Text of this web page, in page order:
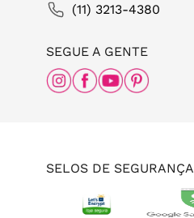
(11) 3213-4380
SEGUE A GENTE
SELOS DE SEGURANÇA